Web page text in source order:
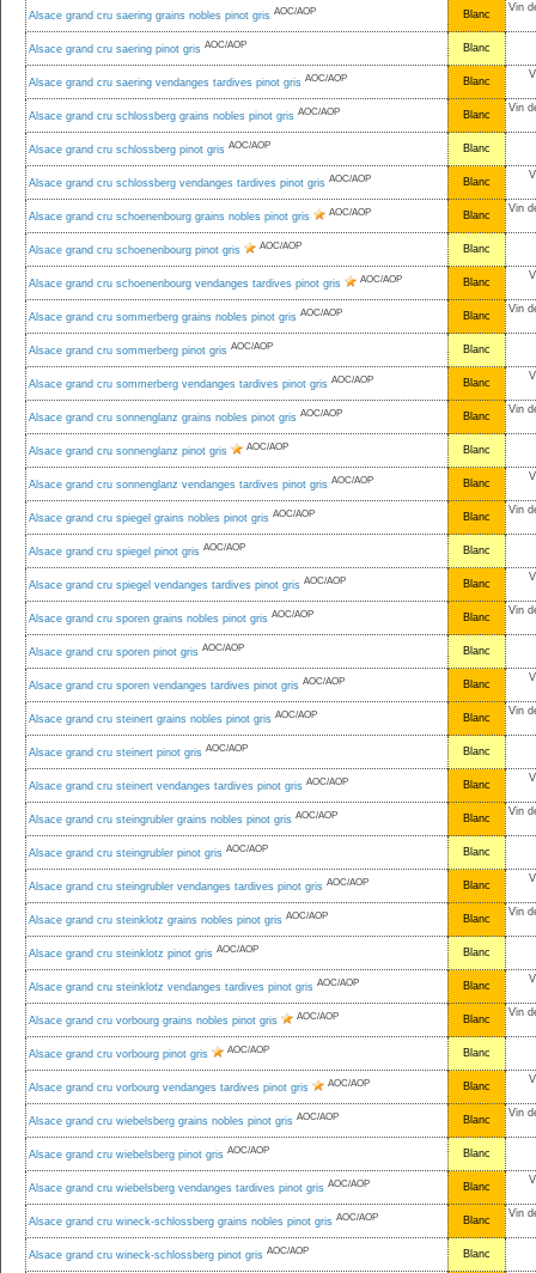
Alsace grand cru saering grains nobles pinot gris AOC/AOP Blanc
Vin
Alsace grand cru saering pinot gris AOC/AOP Blanc
Alsace grand cru saering vendanges tardives pinot gris AOC/AOP Blanc
Alsace grand cru schlossberg grains nobles pinot gris AOC/AOP Blanc
Vin
Alsace grand cru schlossberg pinot gris AOC/AOP Blanc
Alsace grand cru schlossberg vendanges tardives pinot gris AOC/AOP Blanc
Alsace grand cru schoenenbourg grains nobles pinot gris AOC/AOP Blanc
Vin
Alsace grand cru schoenenbourg pinot gris AOC/AOP Blanc
Alsace grand cru schoenenbourg vendanges tardives pinot gris AOC/AOP Blanc
Alsace grand cru sommerberg grains nobles pinot gris AOC/AOP Blanc
Vin
Alsace grand cru sommerberg pinot gris AOC/AOP Blanc
Alsace grand cru sommerberg vendanges tardives pinot gris AOC/AOP Blanc
Alsace grand cru sonnenglanz grains nobles pinot gris AOC/AOP Blanc
Vin
Alsace grand cru sonnenglanz pinot gris AOC/AOP Blanc
Alsace grand cru sonnenglanz vendanges tardives pinot gris AOC/AOP Blanc
Alsace grand cru spiegel grains nobles pinot gris AOC/AOP Blanc
Vin
Alsace grand cru spiegel pinot gris AOC/AOP Blanc
Alsace grand cru spiegel vendanges tardives pinot gris AOC/AOP Blanc
Alsace grand cru sporen grains nobles pinot gris AOC/AOP Blanc
Vin
Alsace grand cru sporen pinot gris AOC/AOP Blanc
Alsace grand cru sporen vendanges tardives pinot gris AOC/AOP Blanc
Alsace grand cru steinert grains nobles pinot gris AOC/AOP Blanc
Vin
Alsace grand cru steinert pinot gris AOC/AOP Blanc
Alsace grand cru steinert vendanges tardives pinot gris AOC/AOP Blanc
Alsace grand cru steingrubler grains nobles pinot gris AOC/AOP Blanc
Vin
Alsace grand cru steingrubler pinot gris AOC/AOP Blanc
Alsace grand cru steingrubler vendanges tardives pinot gris AOC/AOP Blanc
Alsace grand cru steinklotz grains nobles pinot gris AOC/AOP Blanc
Vin
Alsace grand cru steinklotz pinot gris AOC/AOP Blanc
Alsace grand cru steinklotz vendanges tardives pinot gris AOC/AOP Blanc
Alsace grand cru vorbourg grains nobles pinot gris AOC/AOP Blanc
Vin
Alsace grand cru vorbourg pinot gris AOC/AOP Blanc
Alsace grand cru vorbourg vendanges tardives pinot gris AOC/AOP Blanc
Alsace grand cru wiebelsberg grains nobles pinot gris AOC/AOP Blanc
Vin
Alsace grand cru wiebelsberg pinot gris AOC/AOP Blanc
Alsace grand cru wiebelsberg vendanges tardives pinot gris AOC/AOP Blanc
Alsace grand cru wineck-schlossberg grains nobles pinot gris AOC/AOP Blanc
Vin
Alsace grand cru wineck-schlossberg pinot gris AOC/AOP Blanc